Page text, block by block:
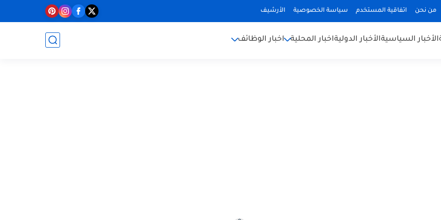
من نحن اتفاقية المستخدم سياسة الخصوصية الأرشيف
الأخبار السياسيةالأخبار الدوليةاخبار المحلية اخبار الوظائف